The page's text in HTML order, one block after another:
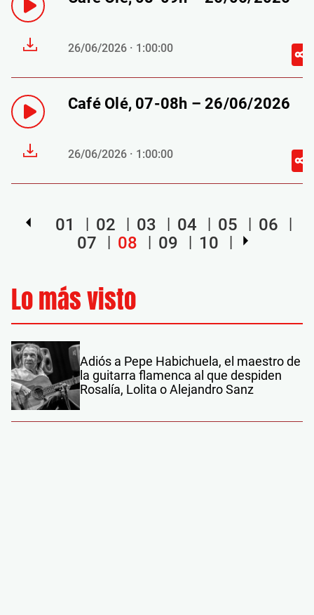
26/06/2026 · 1:00:00
Café Olé, 07-08h – 26/06/2026
26/06/2026 · 1:00:00
01 02 03 04 05
06
07
08 09 10
Lo más visto
Adiós a Pepe Habichuela, el maestro de
la guitarra flamenca al que despiden
Rosalía, Lolita o Alejandro Sanz